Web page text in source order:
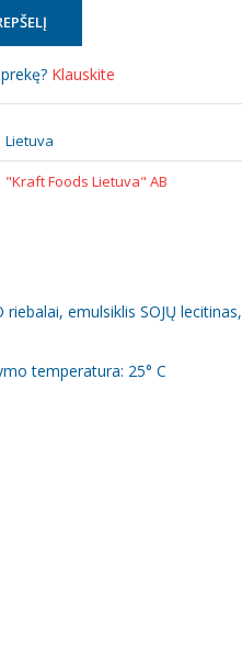
Klauskite
Lietuva
"Kraft Foods Lietuva" AB
emulsiklis SOJŲ lecitinas,
temperatura: 25° C